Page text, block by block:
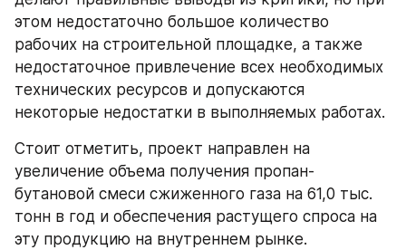
этом недостаточно большое количество
рабочих на строительной площадке, а также
недостаточное привлечение всех необходимых
технических ресурсов и допускаются
некоторые недостатки в выполняемых работах.
Стоит отметить, проект направлен на
увеличение объема получения пропан-
бутановой смеси сжиженного газа на 61,0 тыс.
тонн в год и обеспечения растущего спроса на
эту продукцию на внутреннем рынке.